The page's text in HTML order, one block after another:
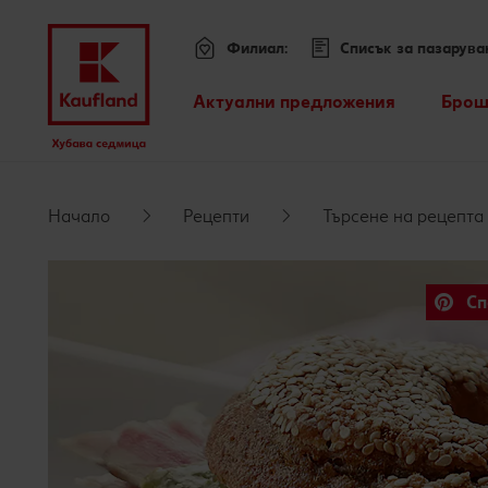
Меню
Актуални предложения
Филиал: Списък за
Начало Рецепти Търсене на рецепта